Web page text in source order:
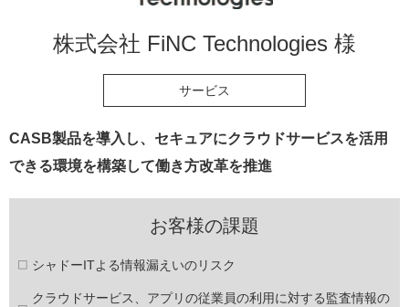
株式会社 FiNC Technologies 様
サービス
CASB製品を導入し、セキュアにクラウドサービスを活用
できる環境を構築して働き方改革を推進
お客様の課題
シャドーITよる情報漏えいのリスク
クラウドサービス、アプリの従業員の利用に対する監査情報の